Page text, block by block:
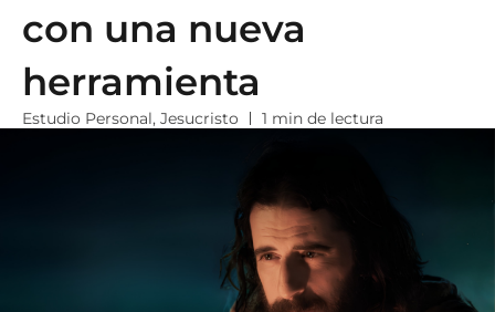
con una nueva
herramienta
Estudio Personal, Jesucristo 1 min de lectura